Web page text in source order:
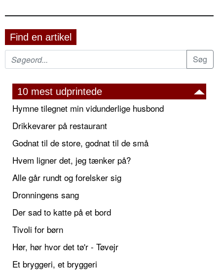
Find en artikel
10 mest udprintede
Hymne tilegnet min vidunderlige husbond
Drikkevarer på restaurant
Godnat til de store, godnat til de små
Hvem ligner det, jeg tænker på?
Alle går rundt og forelsker sig
Dronningens sang
Der sad to katte på et bord
Tivoli for børn
Hør, hør hvor det tø'r - Tøvejr
Et bryggeri, et bryggeri